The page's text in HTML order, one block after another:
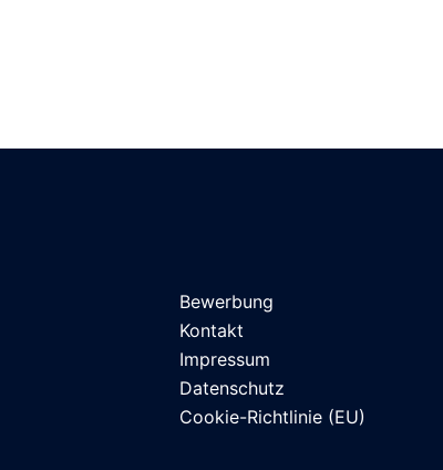
Bewerbung
Kontakt
Impressum
Datenschutz
Cookie-Richtlinie (EU)